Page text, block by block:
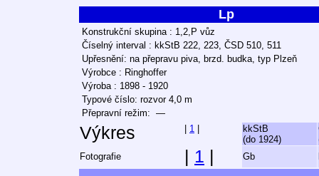
Lp
Konstrukční skupina : 1,2,P vůz
Číselný interval : kkStB 222, 223, ČSD 510, 511
Upřesnění: na přepravu piva, brzd. budka, typ Plzeň
Výrobce : Ringhoffer
Výroba : 1898 - 1920
Typové číslo: rozvor 4,0 m
Přepravní režim: —
Výkres 1
kkStB
(do 1924)
Fotografie
1 Gb